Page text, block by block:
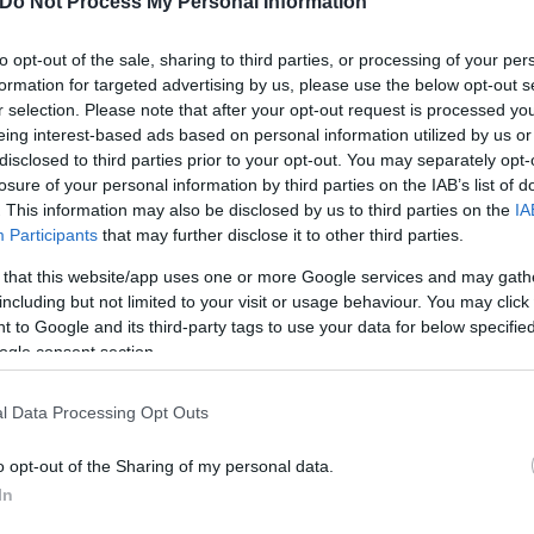
opt-out of the sale, sharing to third parties, or processing of your
for targeted advertising by us, please use the below opt-out
selection. Please note that after your opt-out request is processed
interest-based ads based on personal information utilized by us
to third parties prior to your opt-out. You may separately
of your personal information by third parties on the IAB’s list of
This information may also be disclosed by us to third parties on the
Participants that may further disclose it to other third parties.
that this website/app uses one or more Google services and may
but not limited to your visit or usage behaviour. You may
to Google and its third-party tags to use your data for below
consent section.
Data Processing Opt Outs
opt-out of the Sharing of my personal data.
στην παρουσίαση του
κόσμου στο γήπεδο
(video)
Skin dysmorphia: Όταν η
«τέλειο» δέρμα αποτελεί
ψυχικής υγείας